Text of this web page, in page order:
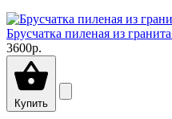
Брусчатка пиленая из
3600р.
Купить